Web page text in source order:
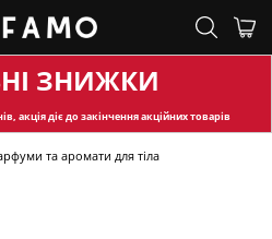
ЗНИЖКИ
акція діє до закінчення акційних товарів
та аромати для тіла